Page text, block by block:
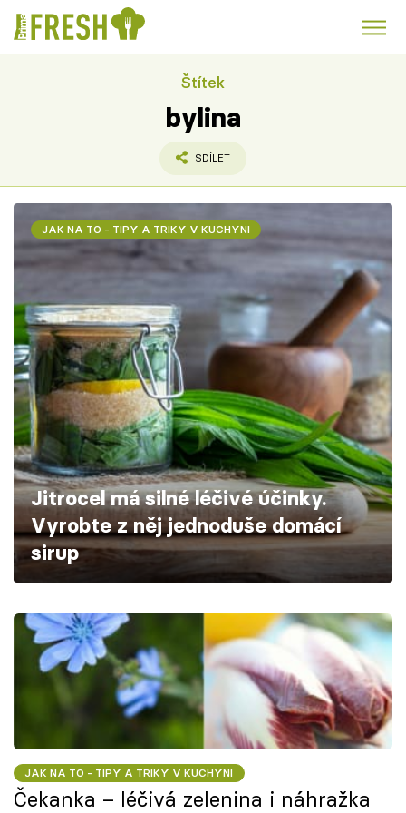
Polévky k večeři
Čokoláda
Témata
Články
TV Program
Škola vaření
Recepty z TV
Speciál: Cuketa
Těhotnej kuchař
Přihlášení
Štítek
bylina
SDÍLET
JAK NA TO - TIPY A TRIKY V KUCHYNI
Jitrocel má silné léčivé účinky.
Vyrobte z něj jednoduše domácí
sirup
JAK NA TO - TIPY A TRIKY V KUCHYNI
Čekanka – léčivá zelenina i náhražka